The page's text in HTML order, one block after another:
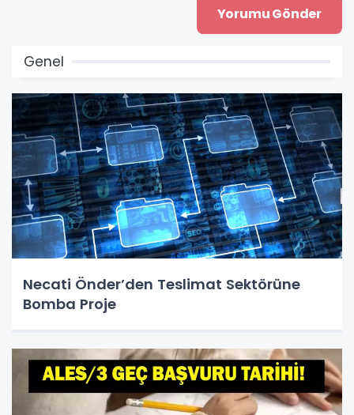
Genel
Necati Önder’den Teslimat Sektörüne
Bomba Proje